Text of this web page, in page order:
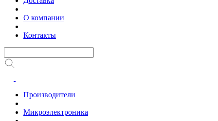
О компании
Контакты
Производители
Микроэлектроника